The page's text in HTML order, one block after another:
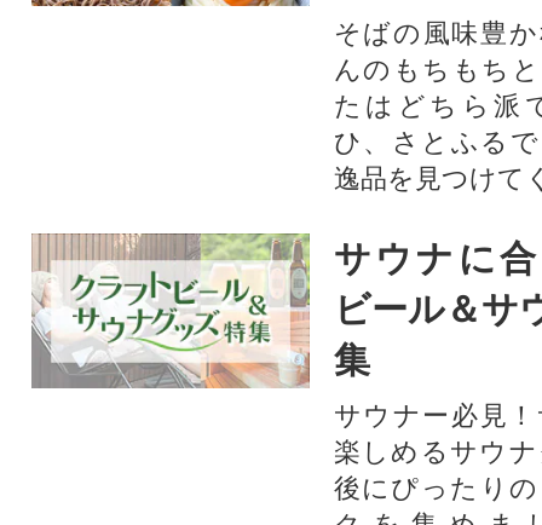
そばの風味豊
んのもちもち
たはどちら派
ひ、さとふる
逸品を見つけて
サウナに
ビール＆サ
集
サウナー必見
楽しめるサウ
後にぴったり